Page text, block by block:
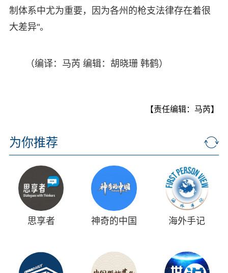
制体系中尤为重要，因为各州的枪支法律存在着很
大差异"。
（编译：马芮 编辑：胡晓珊 韩鹤）
【责任编辑：马芮】
为你推荐
思享者 神奇的中国 海外手记